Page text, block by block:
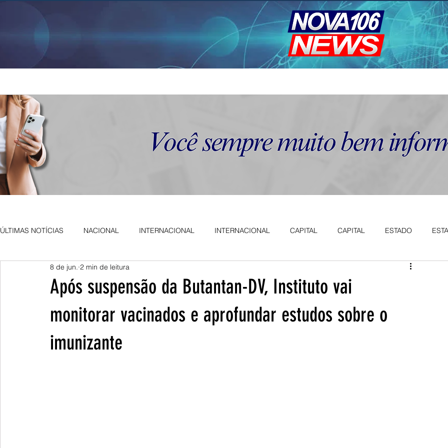
ÚLTIMAS NOTÍCIAS NACIONAL INTERNACIONAL INTERNACIONAL CAPITAL CAPITAL ESTADO
AGRO NEWS DESTAQUE
Após suspensão da Butantan-DV, Instituto vai
monitorar vacinados e aprofundar estudos sobre o
imunizante
8 de jun. 2 min de leitura